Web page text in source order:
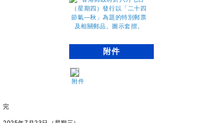
附件
附件
完